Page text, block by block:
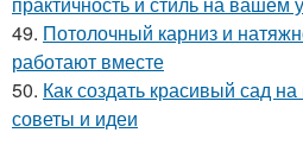
49. Потолочный карниз и
работают вместе
50. Как создать красивый сад
советы и идеи